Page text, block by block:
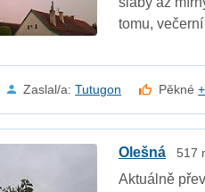
tomu,
Zaslal/a:Tutugon Pěkné
Olešná 517
Aktuálně